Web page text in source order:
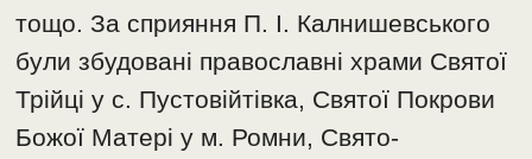
тощо. За сприяння П. І. Калнишевського
були збудовані православні храми Святої
Трійці у с. Пустовійтівка, Святої Покрови
Божої Матері у м. Ромни, Свято-